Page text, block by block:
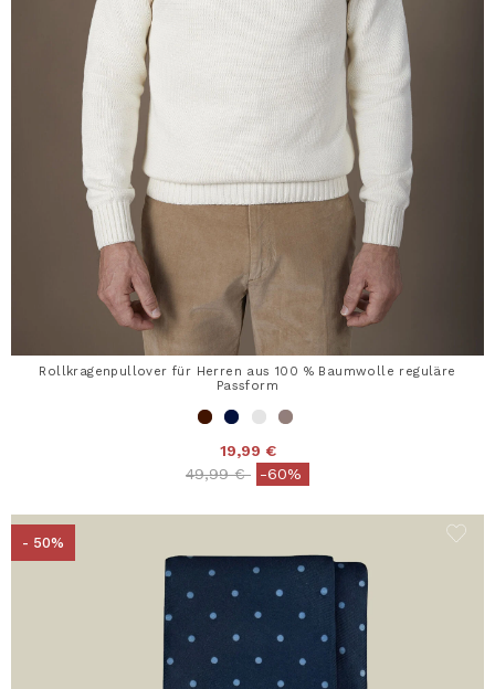
Rollkragenpullover für Herren aus 100 % Baumwolle reguläre
Passform
19,99 €
Price reduced from
49,99 €to-60%
- 50%